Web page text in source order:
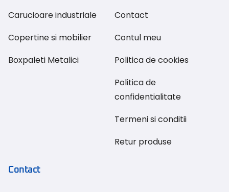
Carucioare industriale
Copertine si mobilier
Boxpaleti Metalici
Contact
Contul meu
Politica de cookies
Politica de
confidentialitate
Termeni si conditii
Retur produse
Contact